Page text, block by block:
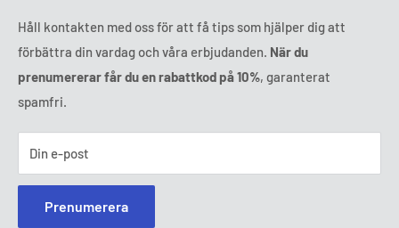
Håll kontakten med oss för att få tips som hjälper dig att
förbättra din vardag och våra erbjudanden. När du
prenumererar får du en rabattkod på 10%, garanterat
spamfri.
Din e-post
Prenumerera